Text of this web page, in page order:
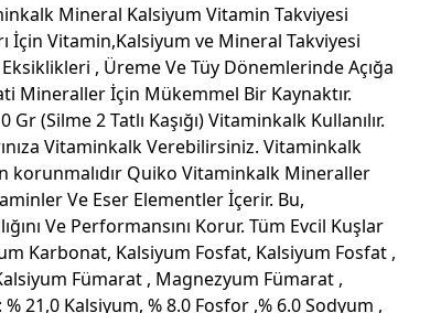
Mineral Kalsiyum Vitamin Takviyesi
İçin Vitamin,Kalsiyum ve Mineral Takviyesi
, Üreme Ve Tüy Dönemlerinde Açığa
Mineraller İçin Mükemmel Bir Kaynaktır.
(Silme 2 Tatlı Kaşığı) Vitaminkalk Kullanılır.
Vitaminkalk Verebilirsiniz. Vitaminkalk
korunmalıdır Quiko Vitaminkalk Mineraller
Ve Eser Elementler İçerir. Bu,
Ve Performansını Korur. Tüm Evcil Kuşlar
Karbonat, Kalsiyum Fosfat, Kalsiyum Fosfat ,
Fümarat , Magnezyum Fümarat ,
21,0 Kalsiyum, % 8.0 Fosfor ,% 6.0 Sodyum ,